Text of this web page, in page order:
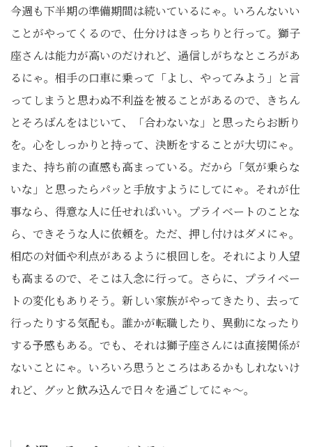
今週も下半期の準備期間は続いているにゃ。いろんないい
ことがやってくるので、仕分けはきっちりと行って。獅子
座さんは能力が高いのだけれど、過信しがちなところがあ
るにゃ。相手の口車に乗って「よし、やってみよう」と言
ってしまうと思わぬ不利益を被ることがあるので、きちん
とそろばんをはじいて、「合わないな」と思ったらお断り
を。心をしっかりと持って、決断をすることが大切にゃ。
また、持ち前の直感も高まっている。だから「気が乗らな
いな」と思ったらパッと手放すようにしてにゃ。それが仕
事なら、得意な人に任せればいい。プライベートのことな
ら、できそうな人に依頼を。ただ、押し付けはダメにゃ。
相応の対価や利点があるように根回しを。それにより人望
も高まるので、そこは入念に行って。さらに、プライベー
トの変化もありそう。新しい家族がやってきたり、去って
行ったりする気配も。誰かが転職したり、異動になったり
する予感もある。でも、それは獅子座さんには直接関係が
ないことにゃ。いろいろ思うところはあるかもしれないけ
れど、グッと飲み込んで日々を過ごしてにゃ～。